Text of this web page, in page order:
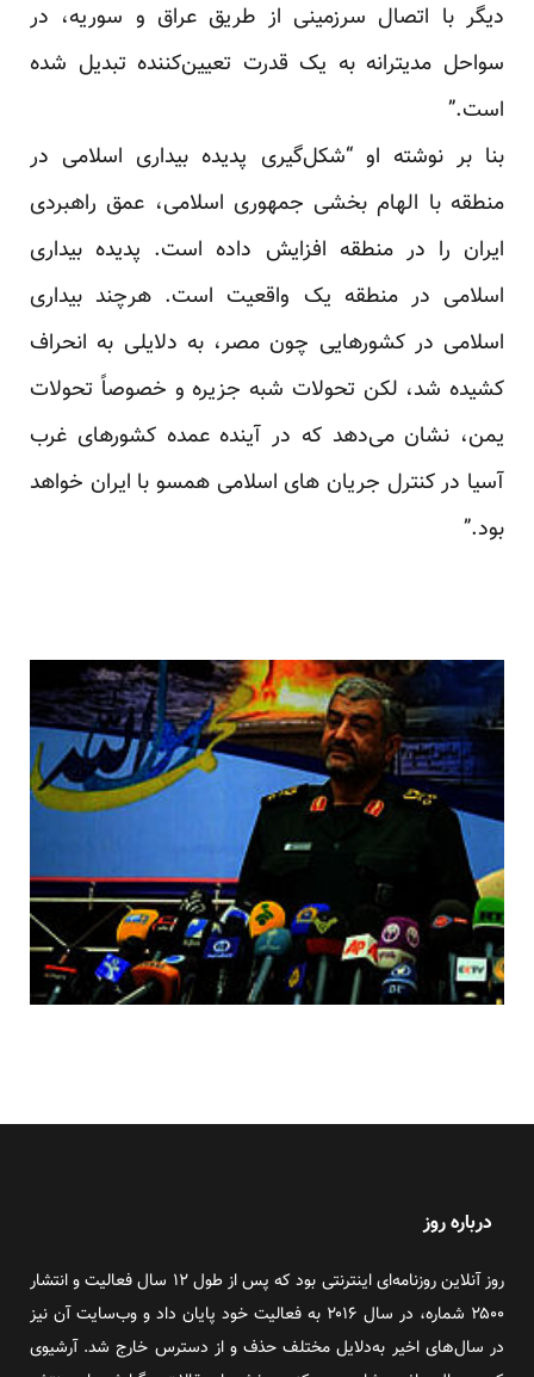
دیگر با اتصال سرزمینی از طریق عراق و سوریه، در
سواحل مدیترانه به یک قدرت تعیین‌کننده تبدیل شده
است.”
بنا بر نوشته او “شکل‌گیری پدیده بیداری اسلامی در
منطقه با الهام بخشی جمهوری اسلامی، عمق راهبردی
ایران را در منطقه افزایش داده است. پدیده بیداری
اسلامی در منطقه یک واقعیت است. هرچند بیداری
اسلامی در کشورهایی چون مصر، به دلایلی به انحراف
کشیده شد، لکن تحولات شبه جزیره و خصوصاً تحولات
یمن، نشان می‌دهد که در آینده عمده کشورهای غرب
آسیا در کنترل جریان های اسلامی همسو با ایران خواهد
بود.”
درباره روز
روز آنلاین روزنامه‌ای اینترنتی بود که پس از طول ۱۲ سال فعالیت و انتشار
۲۵۰۰ شماره، در سال ۲۰۱۶ به فعالیت خود پایان داد و وب‌سایت آن نیز
در سال‌های اخیر به‌دلایل مختلف حذف و از دسترس خارج شد. آرشیوی